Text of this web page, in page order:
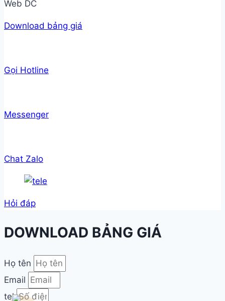
Web DC
Download bảng giá
Gọi Hotline
Messenger
Chat Zalo
Hỏi đáp
DOWNLOAD BẢNG GIÁ
Họ tên
Email
tel